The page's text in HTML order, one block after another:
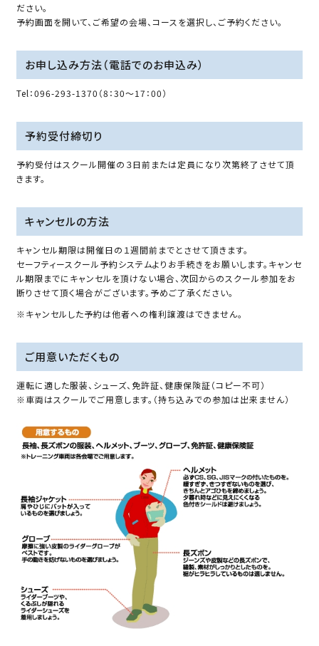
ださい。
予約画面を開いて、ご希望の会場、コースを選択し、ご予約ください。
お申し込み方法（電話でのお申込み）
Tel：096-293-1370（8：30～17：00）
予約受付締切り
予約受付はスクール開催の３日前または定員になり次第終了させて頂
きます。
キャンセルの方法
キャンセル期限は開催日の１週間前までとさせて頂きます。
セーフティースクール予約システムよりお手続きをお願いします。キャンセ
ル期限までにキャンセルを頂けない場合、次回からのスクール参加をお
断りさせて頂く場合がございます。予めご了承ください。
※キャンセルした予約は他者への権利譲渡はできません。
ご用意いただくもの
運転に適した服装、シューズ、免許証、健康保険証（コピー不可）
※車両はスクールでご用意します。（持ち込みでの参加は出来ません）